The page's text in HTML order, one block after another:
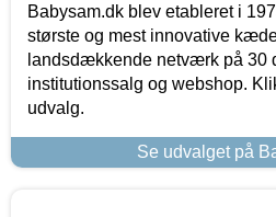
Babysam.dk blev etableret i
største og mest innovative
landsdækkende netværk på 30
institutionssalg og webshop.
udvalg.
Se udvalget på